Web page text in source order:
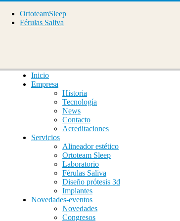
OrtoteamSleep
Férulas Saliva
Inicio
Empresa
Historia
Tecnología
News
Contacto
Acreditaciones
Servicios
Alineador estético
Ortoteam Sleep
Laboratorio
Férulas Saliva
Diseño prótesis 3d
Implantes
Novedades-eventos
Novedades
Congresos